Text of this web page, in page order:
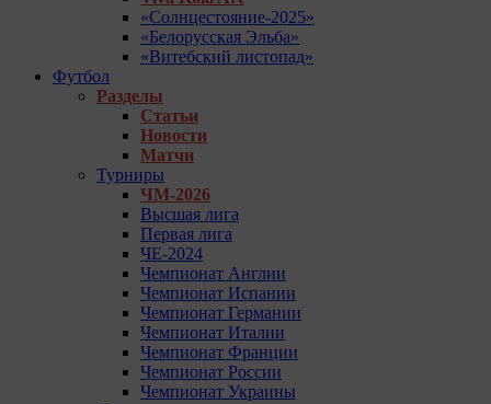
«Солнцестояние-2025»
«Белорусская Эльба»
«Витебский листопад»
Футбол
Разделы
Статьи
Новости
Матчи
Турниры
ЧМ-2026
Высшая лига
Первая лига
ЧЕ-2024
Чемпионат Англии
Чемпионат Испании
Чемпионат Германии
Чемпионат Италии
Чемпионат Франции
Чемпионат России
Чемпионат Украины